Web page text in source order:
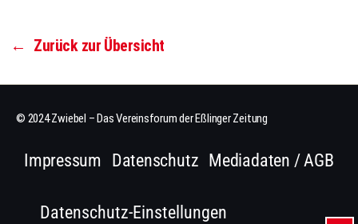
← Zurück zur Übersicht
© 2024 Zwiebel – Das Vereinsforum der Eßlinger Zeitung
Impressum Datenschutz Mediadaten / AGB
Datenschutz-Einstellungen